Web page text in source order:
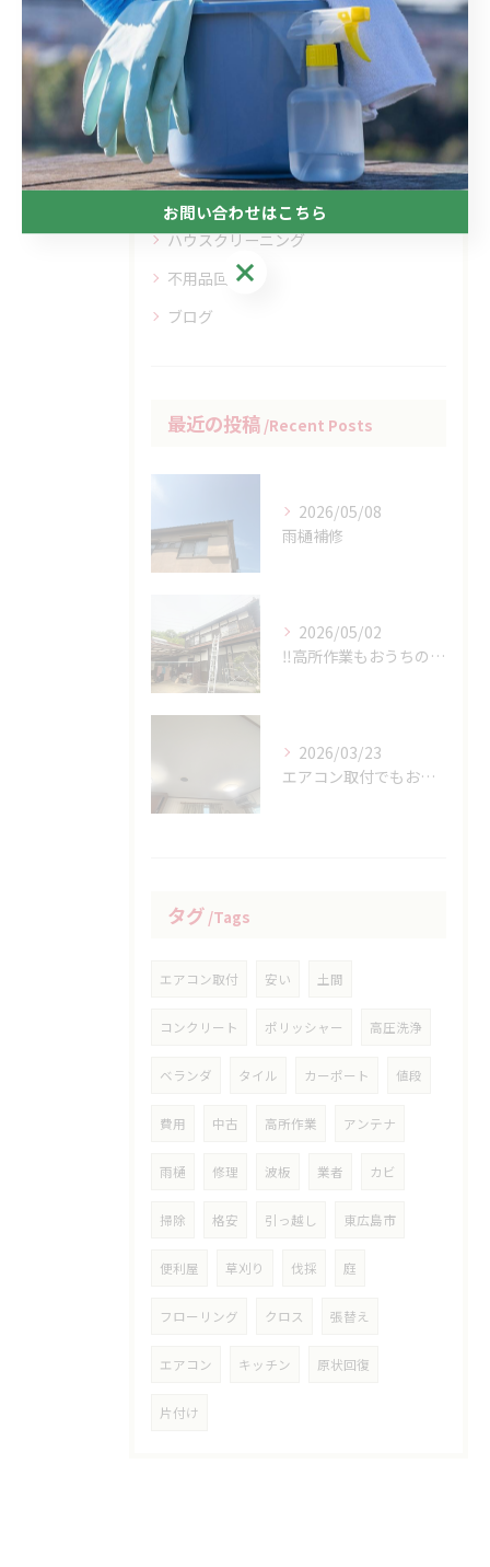
カテゴリー Categories
全てのカテゴリー
剪定
雑草対策
リフォーム
ハウスクリーニング
不用品回収
ブログ
最近の投稿 Recent Posts
2026/05/08
雨樋補修
2026/05/02
‼高所作業もおうちの御用聞き家工房八本松へお任せください‼
2026/03/23
エアコン取付でもおうちの御用家工房にお任せください
タグ Tags
エアコン取付 安い 土間
コンクリート ポリッシャー 高圧洗浄
ベランダ タイル カーポート 値段
費用 中古 高所作業 アンテナ
雨樋 修理 波板 業者 カビ
掃除 格安 引っ越し 東広島市
便利屋 草刈り 伐採 庭
フローリング クロス 張替え
エアコン キッチン 原状回復
片付け
お問い合わせはこちら
お問い合わせはこちら